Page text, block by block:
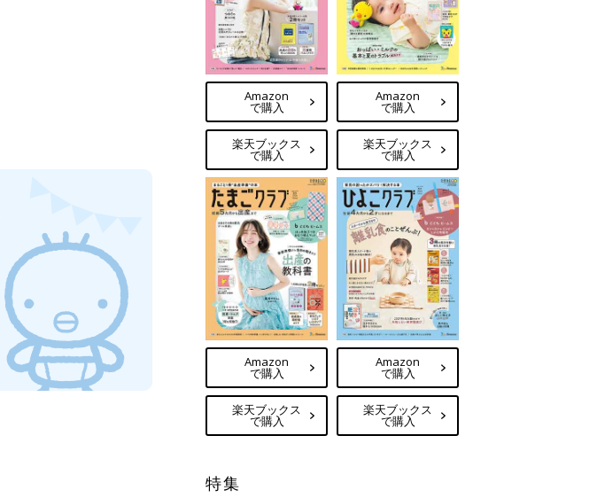
Amazon
で購入
楽天ブックス
で購入
Amazon
で購入
楽天ブックス
で購入
Amazon
で購入
楽天ブックス
で購入
Amazon
で購入
楽天ブックス
で購入
特集